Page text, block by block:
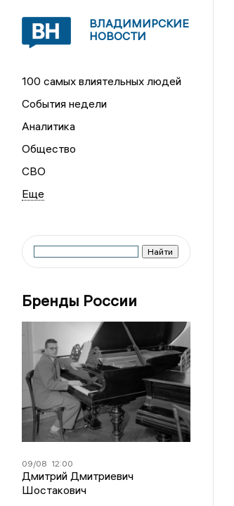
ВЛАДИМИРСКИЕ
НОВОСТИ
100 самых влиятельных людей
События недели
Аналитика
Общество
СВО
Бренды России
09/08 12:00
Дмитрий Дмитриевич
Шостакович